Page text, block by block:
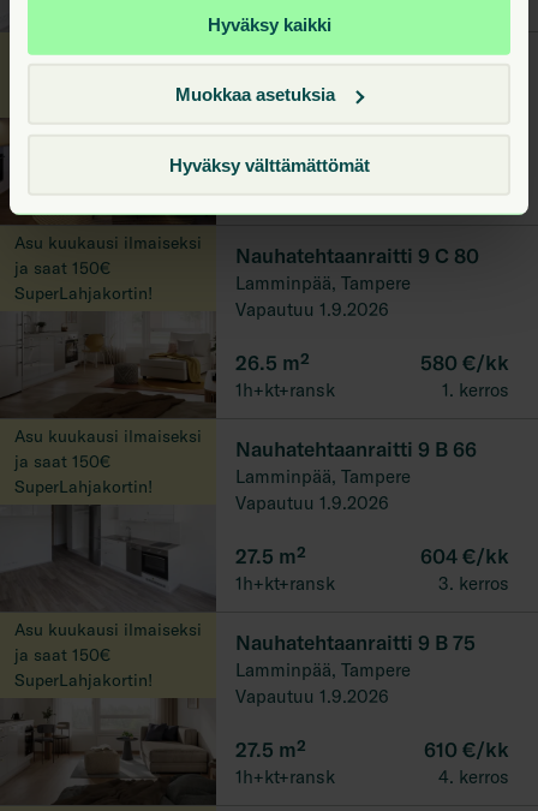
Hyväksy kaikki
Muokkaa asetuksia
Hyväksy välttämättömät
Asu kuukausi ilmaiseksi
38m²
2h+kt+ransk 5. kerros
Nauhatehtaanraitti 17 A 60
Lamminpää, Tampere
Asu kuukausi ilmaiseksi
ja saat 150€
SuperLahjakortin!
26.5 m² 580 €/kk
1h+kt+ransk 1. kerros
Nauhatehtaanraitti 9 C 80
Lamminpää, Tampere
Vapautuu 1.9.2026
Asu kuukausi ilmaiseksi
ja saat 150€
SuperLahjakortin!
27.5 m² 604 €/kk
1h+kt+ransk 3. kerros
Nauhatehtaanraitti 9 B 66
Lamminpää, Tampere
Vapautuu 1.9.2026
Asu kuukausi ilmaiseksi
ja saat 150€
SuperLahjakortin!
27.5 m² 610 €/kk
1h+kt+ransk 4. kerros
Nauhatehtaanraitti 9 B 75
Lamminpää, Tampere
Vapautuu 1.9.2026